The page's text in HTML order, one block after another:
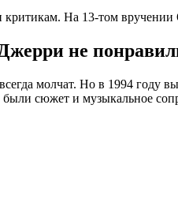
критикам. На 13-том
не
молчат. Но в 1994 году
сюжет и музыкальное